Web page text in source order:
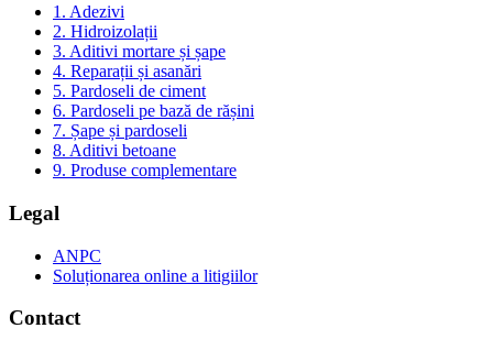
1. Adezivi
2. Hidroizolații
3. Aditivi mortare și șape
4. Reparații și asanări
5. Pardoseli de ciment
6. Pardoseli pe bază de rășini
7. Șape și pardoseli
8. Aditivi betoane
9. Produse complementare
Legal
ANPC
Soluționarea online a litigiilor
Contact